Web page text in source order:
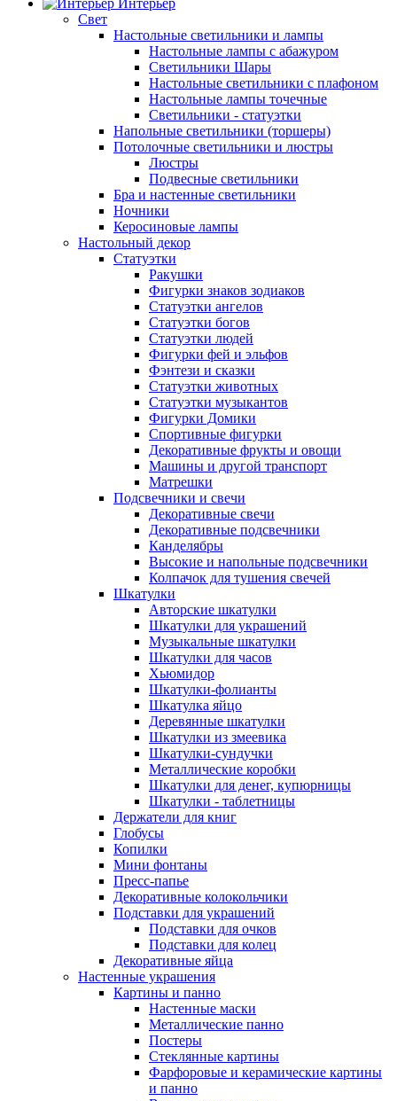
Интерьер
Свет
Настольные светильники и лампы
Настольные лампы с абажуром
Светильники Шары
Настольные светильники с плафоном
Настольные лампы точечные
Светильники - статуэтки
Напольные светильники (торшеры)
Потолочные светильники и люстры
Люстры
Подвесные светильники
Бра и настенные светильники
Ночники
Керосиновые лампы
Настольный декор
Статуэтки
Ракушки
Фигурки знаков зодиаков
Статуэтки ангелов
Статуэтки богов
Статуэтки людей
Фигурки фей и эльфов
Фэнтези и сказки
Статуэтки животных
Статуэтки музыкантов
Фигурки Домики
Спортивные фигурки
Декоративные фрукты и овощи
Машины и другой транспорт
Матрешки
Подсвечники и свечи
Декоративные свечи
Декоративные подсвечники
Канделябры
Высокие и напольные подсвечники
Колпачок для тушения свечей
Шкатулки
Авторские шкатулки
Шкатулки для украшений
Музыкальные шкатулки
Шкатулки для часов
Хьюмидор
Шкатулки-фолианты
Шкатулка яйцо
Деревянные шкатулки
Шкатулки из змеевика
Шкатулки-сундучки
Металлические коробки
Шкатулки для денег, купюрницы
Шкатулки - таблетницы
Держатели для книг
Глобусы
Копилки
Мини фонтаны
Пресс-папье
Декоративные колокольчики
Подставки для украшений
Подставки для очков
Подставки для колец
Декоративные яйца
Настенные украшения
Картины и панно
Настенные маски
Металлические панно
Постеры
Стеклянные картины
Фарфоровые и керамические картины
и панно